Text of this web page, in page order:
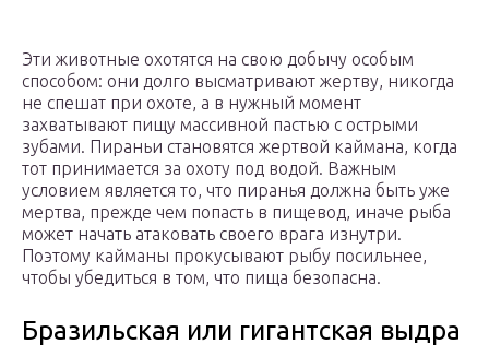
Эти животные охотятся на свою добычу особым
способом: они долго высматривают жертву, никогда
не спешат при охоте, а в нужный момент
захватывают пищу массивной пастью с острыми
зубами. Пираньи становятся жертвой каймана, когда
тот принимается за охоту под водой. Важным
условием является то, что пиранья должна быть уже
мертва, прежде чем попасть в пищевод, иначе рыба
может начать атаковать своего врага изнутри.
Поэтому кайманы прокусывают рыбу посильнее,
чтобы убедиться в том, что пища безопасна.
Бразильская или гигантская выдра